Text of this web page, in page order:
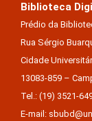
Biblioteca
Prédio da
Rua Sérgio
Cidade
13083-859 –
Tel.: (19) 3521-
E-mail: